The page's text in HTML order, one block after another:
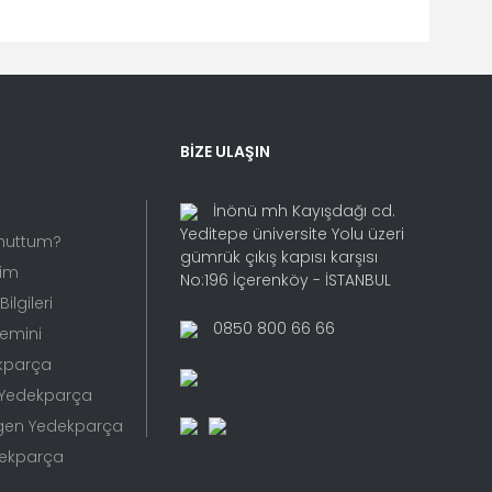
Yedekparça
BİZE ULAŞIN
İnönü mh Kayışdağı cd.
Yeditepe üniversite Yolu üzeri
gümrük çıkış kapısı karşısı
No:196 İçerenköy - İSTANBUL
0850 800 66 66